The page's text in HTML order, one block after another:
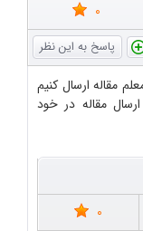
0
مقاله ارسال کنیم
مقاله در خود
0